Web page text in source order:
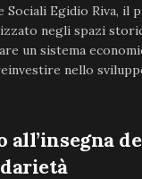
Sociali Egidio Riva, il
negli spazi
un sistema
nello